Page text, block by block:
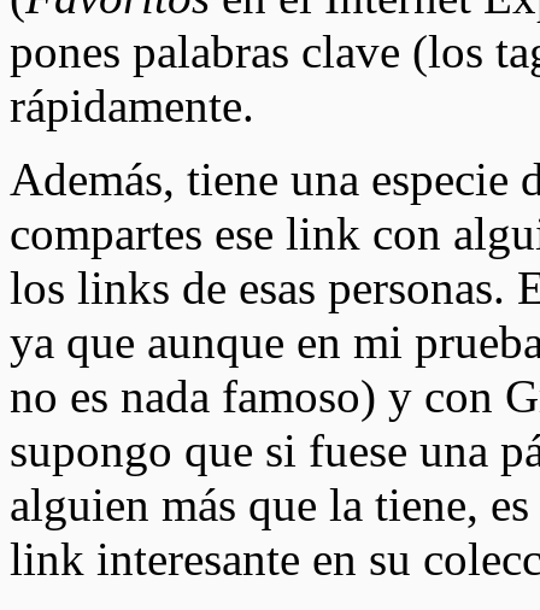
pones palabras clave (los
rápidamente.
Además, tiene una especie
compartes ese link con
los links de esas
ya que aunque en mi
no es nada famoso) y con
supongo que si fuese una
alguien más que la tiene,
link interesante en su